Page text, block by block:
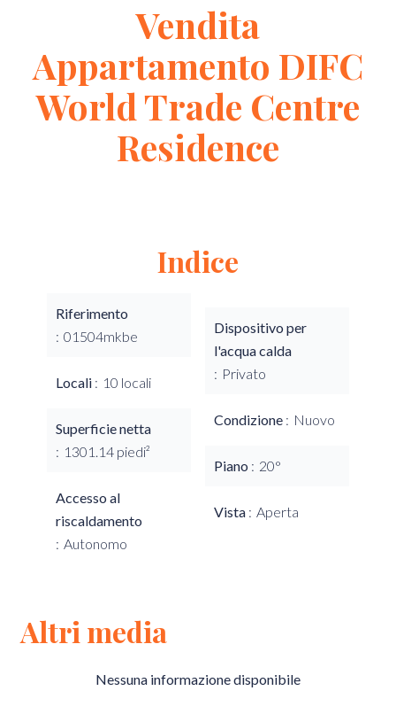
Vendita
Appartamento DIFC
World Trade Centre
Residence
Indice
Riferimento
01504mkbe
Locali 10 locali
Superficie netta
1301.14 piedi²
Accesso al
riscaldamento
Autonomo
Dispositivo per
l'acqua calda
Privato
Condizione Nuovo
Piano 20°
Vista Aperta
Altri media
Nessuna informazione disponibile